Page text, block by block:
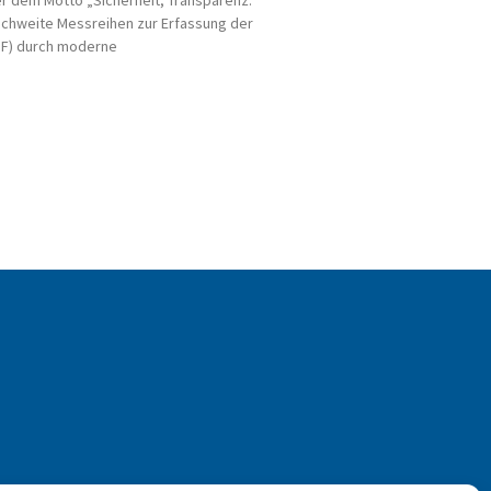
Messreihen zur Erfassung der
durch moderne